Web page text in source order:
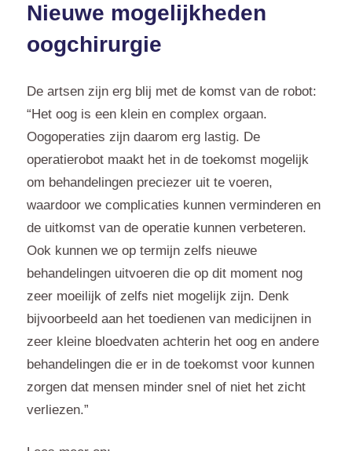
Nieuwe mogelijkheden
oogchirurgie
De artsen zijn erg blij met de komst van de robot:
“Het oog is een klein en complex orgaan.
Oogoperaties zijn daarom erg lastig. De
operatierobot maakt het in de toekomst mogelijk
om behandelingen preciezer uit te voeren,
waardoor we complicaties kunnen verminderen en
de uitkomst van de operatie kunnen verbeteren.
Ook kunnen we op termijn zelfs nieuwe
behandelingen uitvoeren die op dit moment nog
zeer moeilijk of zelfs niet mogelijk zijn. Denk
bijvoorbeeld aan het toedienen van medicijnen in
zeer kleine bloedvaten achterin het oog en andere
behandelingen die er in de toekomst voor kunnen
zorgen dat mensen minder snel of niet het zicht
verliezen.”